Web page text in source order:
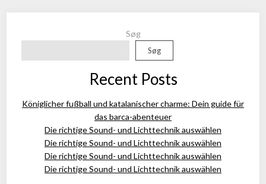
Søg
Søg
Recent Posts
Königlicher fußball und katalanischer charme: Dein guide für
das barca-abenteuer
Die richtige Sound- und Lichttechnik auswählen
Die richtige Sound- und Lichttechnik auswählen
Die richtige Sound- und Lichttechnik auswählen
Die richtige Sound- und Lichttechnik auswählen